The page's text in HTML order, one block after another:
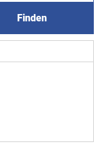
Finden